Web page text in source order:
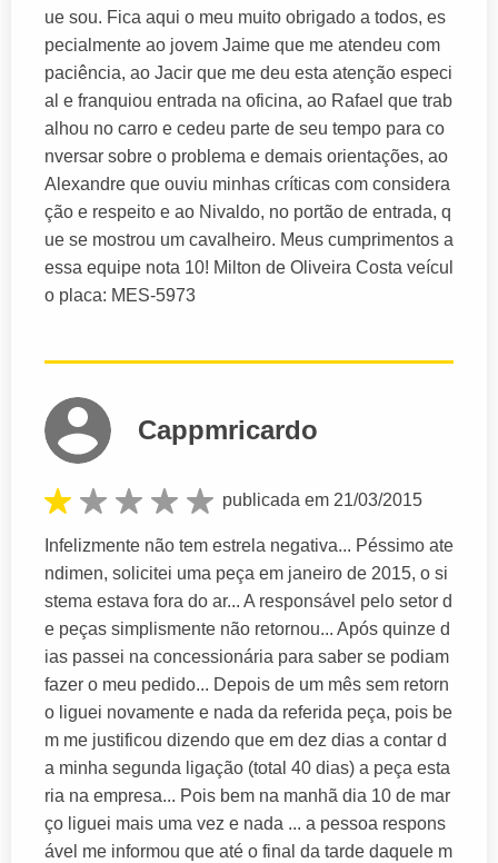
ue sou. Fica aqui o meu muito obrigado a todos, es
pecialmente ao jovem Jaime que me atendeu com
paciência, ao Jacir que me deu esta atenção especi
al e franquiou entrada na oficina, ao Rafael que trab
alhou no carro e cedeu parte de seu tempo para co
nversar sobre o problema e demais orientações, ao
Alexandre que ouviu minhas críticas com considera
ção e respeito e ao Nivaldo, no portão de entrada, q
ue se mostrou um cavalheiro. Meus cumprimentos a
essa equipe nota 10! Milton de Oliveira Costa veícul
o placa: MES-5973
Cappmricardo
publicada em 21/03/2015
Infelizmente não tem estrela negativa... Péssimo ate
ndimen, solicitei uma peça em janeiro de 2015, o si
stema estava fora do ar... A responsável pelo setor d
e peças simplismente não retornou... Após quinze d
ias passei na concessionária para saber se podiam
fazer o meu pedido... Depois de um mês sem retorn
o liguei novamente e nada da referida peça, pois be
m me justificou dizendo que em dez dias a contar d
a minha segunda ligação (total 40 dias) a peça esta
ria na empresa... Pois bem na manhã dia 10 de mar
ço liguei mais uma vez e nada ... a pessoa respons
ável me informou que até o final da tarde daquele m